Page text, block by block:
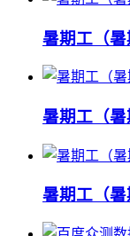
暑期工（暑
暑期工（暑
暑期工（暑